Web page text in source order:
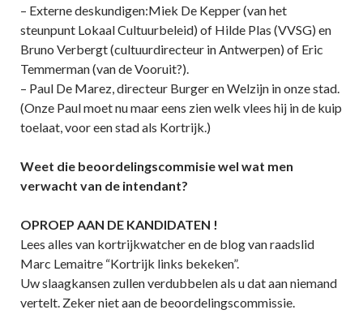
– Externe deskundigen:Miek De Kepper (van het
steunpunt Lokaal Cultuurbeleid) of Hilde Plas (VVSG) en
Bruno Verbergt (cultuurdirecteur in Antwerpen) of Eric
Temmerman (van de Vooruit?).
– Paul De Marez, directeur Burger en Welzijn in onze stad.
(Onze Paul moet nu maar eens zien welk vlees hij in de kuip
toelaat, voor een stad als Kortrijk.)
Weet die beoordelingscommisie wel wat men
verwacht van de intendant?
OPROEP AAN DE KANDIDATEN !
Lees alles van kortrijkwatcher en de blog van raadslid
Marc Lemaitre “Kortrijk links bekeken”.
Uw slaagkansen zullen verdubbelen als u dat aan niemand
vertelt. Zeker niet aan de beoordelingscommissie.